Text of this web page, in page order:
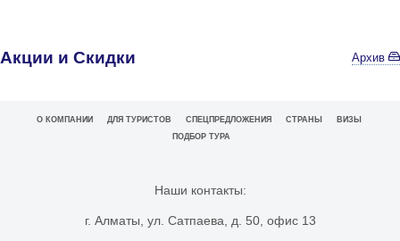
Акции и Скидки Архив
О КОМПАНИИ ДЛЯ ТУРИСТОВ СПЕЦПРЕДЛОЖЕНИЯ СТРАНЫ
ВИЗЫ
ПОДБОР ТУРА
Наши контакты:
г. Алматы, ул. Сатпаева, д. 50, офис 13